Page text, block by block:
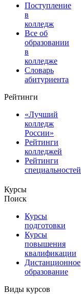
Поступление
в
колледж
Все об
образовании
в
колледже
Словарь
абитуриента
Рейтинги
«Лучший
колледж
России»
Рейтинги
колледжей
Рейтинги
специальностей
Курсы
Поиск
Курсы
подготовки
Курсы
повышения
квалификации
Дистанционное
образование
Виды курсов